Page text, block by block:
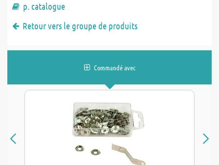
p. catalogue
Retour vers le groupe de produits
Commandé avec